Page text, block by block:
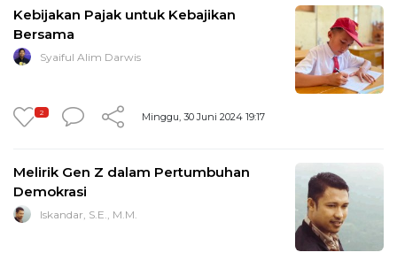
Kebijakan Pajak untuk Kebajikan
Bersama
Syaiful Alim Darwis
2 Minggu, 30 Juni 2024 19:17
Melirik Gen Z dalam Pertumbuhan
Demokrasi
Iskandar, S.E., M.M.